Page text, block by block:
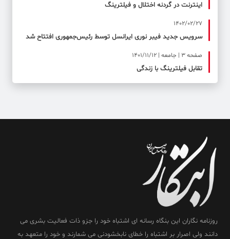
اینترنت در گردنه اختلال و فیلترینگ
1402/02/27
سرویس جدید فیبر نوری ایرانسل توسط رئیس‌جمهوری افتتاح شد
صفحه ۳ | جامعه | 1401/11/12
تقابل فیلترینگ با زندگی
روزنامه نگاران این بنگاه رسانه ای اشتباه خود را جزو ذات فعالیت بشری می
دانند ولی اصرار بر اشتباه را خطای نابخشودنی می شمارند و خود را متعهد به